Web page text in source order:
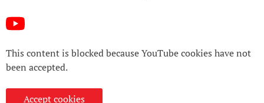
This content is blocked because YouTube cookies have not
been accepted.
Accept cookies